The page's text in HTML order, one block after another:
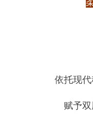
依托现
赋予